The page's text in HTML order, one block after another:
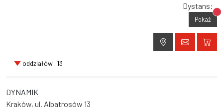
Dystans:
Pokaż
oddziałów: 13
DYNAMIK
Kraków, ul. Albatrosów 13